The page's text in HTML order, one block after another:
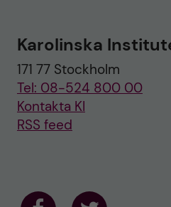
s
n
T
w
i
t
t
e
Karolinska
171 77 Stockholm
Tel: 08-524 800 00
Kontakta KI
RSS feed